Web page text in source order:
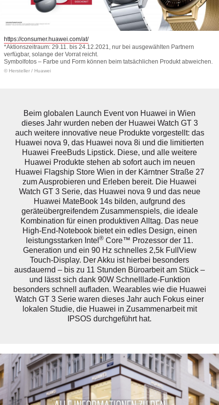
https://consumer.huawei.com/at/
*Aktionszeitraum: 29.11. bis 24.12.2021, nur bei ausgewählten Partnern
verfügbar, solange der Vorrat reicht.
Symbolfotos – Farbe und Form können beim tatsächlichen Produkt abweichen.
© Hersteller / Huawei
Beim globalen Launch Event von Huawei in Wien
dieses Jahr wurden neben der Huawei Watch GT 3
auch weitere innovative neue Produkte vorgestellt: das
Huawei nova 9, das Huawei nova 8i und die limitierten
Huawei FreeBuds Lipstick. Diese, und alle weitere
Huawei Produkte stehen ab sofort auch im neuen
Huawei Flagship Store Wien in der Kärntner Straße 27
zum Ausprobieren und Erleben bereit. Die Huawei
Watch GT 3 Serie, das Huawei nova 9 und das neue
Huawei MateBook 14s bilden, aufgrund des
geräteübergreifendem Zusammenspiels, die ideale
Kombination für einen produktiven Alltag. Das neue
High-End-Notebook bietet ein edles Design, einen
leistungsstarken Intel ® Core™ Prozessor der 11.
Generation und ein 90 Hz schnelles 2,5k FullView
Touch-Display. Der Akku ist hierbei besonders
ausdauernd – bis zu 11 Stunden Büroarbeit am Stück –
und lässt sich dank 90W Schnelllade-Funktion
besonders schnell aufladen. Wearables wie die Huawei
Watch GT 3 Serie waren dieses Jahr auch Fokus einer
lokalen Studie, die Huawei in Zusammenarbeit mit
IPSOS durchgeführt hat.